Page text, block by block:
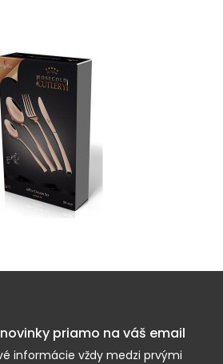
priamo na váš email
informácie vždy medzi prvými